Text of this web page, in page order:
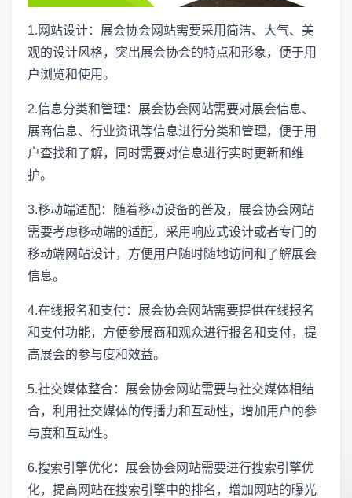
1.网站设计：展会协会网站需要采用简洁、大气、美
观的设计风格，突出展会协会的特点和形象，便于用
户浏览和使用。
2.信息分类和管理：展会协会网站需要对展会信息、
展商信息、行业资讯等信息进行分类和管理，便于用
户查找和了解，同时需要对信息进行实时更新和维
护。
3.移动端适配：随着移动设备的普及，展会协会网站
需要考虑移动端的适配，采用响应式设计或者专门的
移动端网站设计，方便用户随时随地访问和了解展会
信息。
4.在线报名和支付：展会协会网站需要提供在线报名
和支付功能，方便参展商和观众进行报名和支付，提
高展会的参与度和效益。
5.社交媒体整合：展会协会网站需要与社交媒体相结
合，利用社交媒体的传播力和互动性，增加用户的参
与度和互动性。
6.搜索引擎优化：展会协会网站需要进行搜索引擎优
化，提高网站在搜索引擎中的排名，增加网站的曝光